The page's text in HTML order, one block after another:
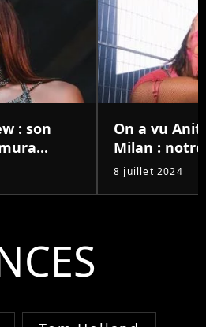
: son
On a vu
Milan :
8 juillet 2024